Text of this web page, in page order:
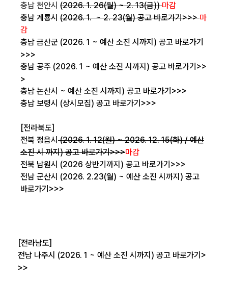
충남 천안시 (2026. 1. 26(월) ~ 2. 13(금))마감
충남 계룡시 (2026. 1. ~ 2. 23(월)공고 바로가기>>> 마
감
충남 금산군 (2026. 1 ~ 예산 소진 시까지) 공고 바로가기
>>>
충남 공주 (2026. 1 ~ 예산 소진 시까지) 공고 바로가기>>
>
충남 논산시 ~ 예산 소진 시까지) 공고 바로가기>>>
충남 보령시 (상시모집) 공고 바로가기>>>
[전라북도]
전북 정읍시 (2026. 1. 12(월) ~ 2026. 12. 15(화) / 예산
소진 시 까지)공고 바로가기>>>마감
전북 남원시 (2026 상반기까지) 공고 바로가기>>>
전남 군산시 (2026. 2.23(월) ~ 예산 소진 시까지) 공고
바로가기>>>
[전라남도]
전남 나주시 (2026. 1 ~ 예산 소진 시까지) 공고 바로가기>
>>